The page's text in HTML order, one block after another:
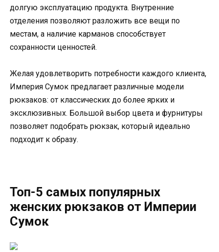
долгую эксплуатацию продукта. Внутренние
отделения позволяют разложить все вещи по
местам, а наличие карманов способствует
сохранности ценностей.
Желая удовлетворить потребности каждого клиента,
Империя Сумок предлагает различные модели
рюкзаков: от классических до более ярких и
эксклюзивных. Большой выбор цвета и фурнитуры
позволяет подобрать рюкзак, который идеально
подходит к образу.
Топ-5 самых популярных
женских рюкзаков от Империи
Сумок